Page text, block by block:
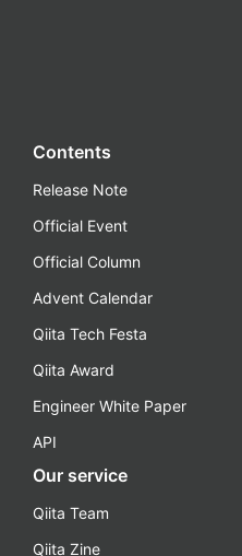
Contents
Release Note
Official Event
Official Column
Advent Calendar
Qiita Tech Festa
Qiita Award
Engineer White Paper
API
Our service
Qiita Team
Qiita Zine